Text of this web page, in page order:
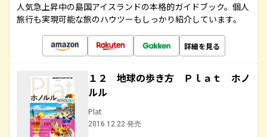
人気急上昇中の島国アイスランドの本格的ガイドブック。個人
旅行も実現可能な旅のハウツーもしっかり紹介しています。
詳細を見る
１２ 地球の歩き方 Ｐｌａｔ ホノ
ルル
Plat
2016.12.22 発売